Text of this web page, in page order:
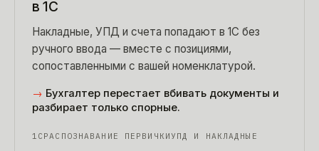
в 1С
Накладные, УПД и счета попадают в 1С без
ручного ввода — вместе с позициями,
сопоставленными с вашей номенклатурой.
→ Бухгалтер перестает вбивать документы и
разбирает только спорные.
1С РАСПОЗНАВАНИЕ ПЕРВИЧКИУПД И НАКЛАДНЫЕ